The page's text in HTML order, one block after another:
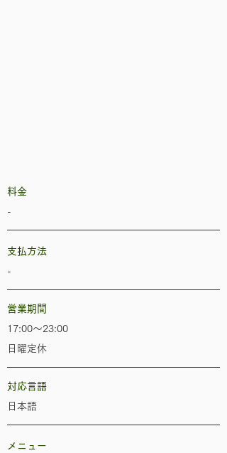
​料金
-
​支払方法
-
​営業期間
17:00～23:00
日曜定休
​対応言語
日本語
メニュー